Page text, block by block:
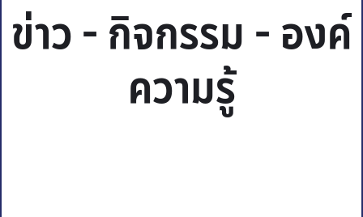
ข่าว - กิจกรรม - องค์
ความรู้